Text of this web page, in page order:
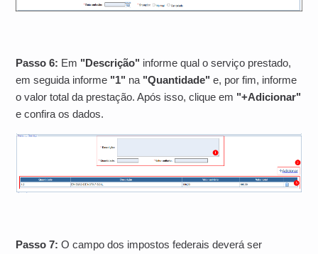
Passo 6: Em "Descrição" informe qual o serviço prestado,
em seguida informe "1" na "Quantidade" e, por fim, informe
o valor total da prestação. Após isso, clique em "+Adicionar"
e confira os dados.
Passo 7: O campo dos impostos federais deverá ser